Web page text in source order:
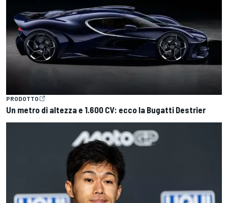
PRODOTTO
Un metro di altezza e 1.600 CV: ecco la Bugatti Destrier